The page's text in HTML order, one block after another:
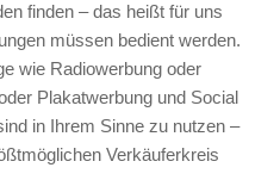
finden – das heißt für uns
müssen bedient werden.
wie Radiowerbung oder
Plakatwerbung und Social
in Ihrem Sinne zu nutzen –
Verkäuferkreis